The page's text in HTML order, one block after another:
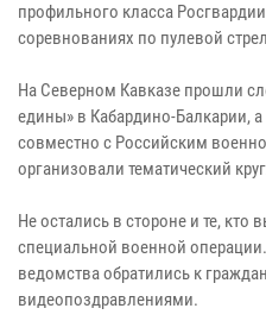
профильного класса
соревнованиях по пулевой
На Северном Кавказе прошли
едины» в Кабардино-Балкарии,
совместно с Российским
организовали тематический
Не остались в стороне и те, кто
специальной военной
ведомства обратились к
видеопоздравлениями.